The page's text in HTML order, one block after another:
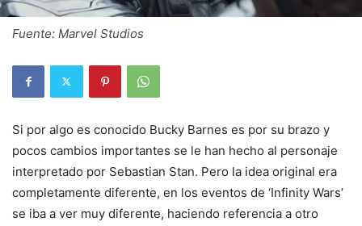
Fuente: Marvel Studios
Si por algo es conocido Bucky Barnes es por su brazo y
pocos cambios importantes se le han hecho al personaje
interpretado por Sebastian Stan. Pero la idea original era
completamente diferente, en los eventos de ‘Infinity Wars’
se iba a ver muy diferente, haciendo referencia a otro